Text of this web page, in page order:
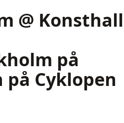
@ Konsthall
på
på Cyklopen